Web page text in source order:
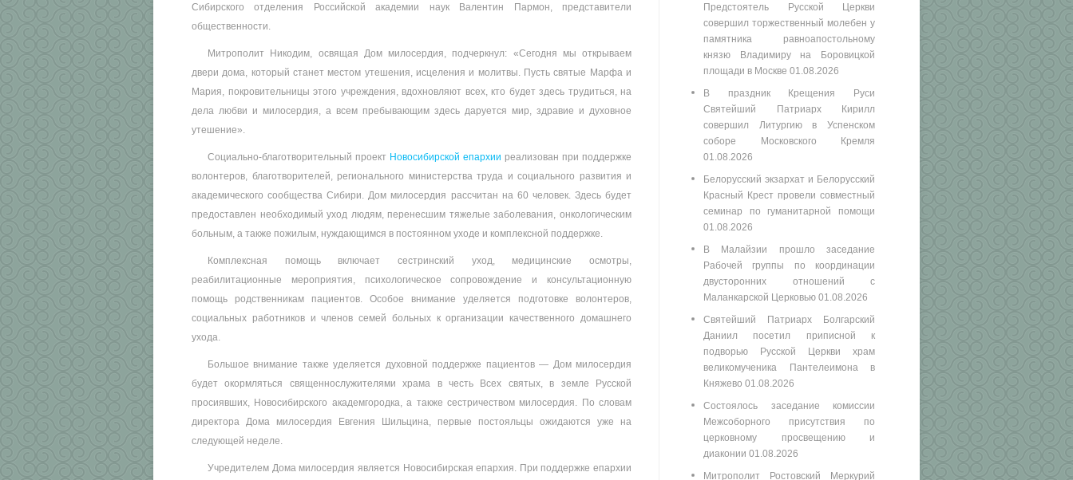
Сибирского отделения Российской академии наук Валентин Пармон, представители
общественности.
Митрополит Никодим, освящая Дом милосердия, подчеркнул: «Сегодня мы открываем
двери дома, который станет местом утешения, исцеления и молитвы. Пусть святые Марфа и
Мария, покровительницы этого учреждения, вдохновляют всех, кто будет здесь трудиться, на
дела любви и милосердия, а всем пребывающим здесь даруется мир, здравие и духовное
утешение».
Социально-благотворительный проект Новосибирской епархии реализован при поддержке
волонтеров, благотворителей, регионального министерства труда и социального развития и
академического сообщества Сибири. Дом милосердия рассчитан на 60 человек. Здесь будет
предоставлен необходимый уход людям, перенесшим тяжелые заболевания, онкологическим
больным, а также пожилым, нуждающимся в постоянном уходе и комплексной поддержке.
Комплексная помощь включает сестринский уход, медицинские осмотры,
реабилитационные мероприятия, психологическое сопровождение и консультационную
помощь родственникам пациентов. Особое внимание уделяется подготовке волонтеров,
социальных работников и членов семей больных к организации качественного домашнего
ухода.
Большое внимание также уделяется духовной поддержке пациентов — Дом милосердия
будет окормляться священнослужителями храма в честь Всех святых, в земле Русской
просиявших, Новосибирского академгородка, а также сестричеством милосердия. По словам
директора Дома милосердия Евгения Шильцина, первые постояльцы ожидаются уже на
следующей неделе.
Учредителем Дома милосердия является Новосибирская епархия. При поддержке епархии
Предстоятель Русской Церкви
совершил торжественный молебен у
памятника равноапостольному
князю Владимиру на Боровицкой
площади в Москве 01.08.2026
В праздник Крещения Руси
Святейший Патриарх Кирилл
совершил Литургию в Успенском
соборе Московского Кремля
01.08.2026
Белорусский экзархат и Белорусский
Красный Крест провели совместный
семинар по гуманитарной помощи
01.08.2026
В Малайзии прошло заседание
Рабочей группы по координации
двусторонних отношений с
Маланкарской Церковью 01.08.2026
Святейший Патриарх Болгарский
Даниил посетил приписной к
подворью Русской Церкви храм
великомученика Пантелеимона в
Княжево 01.08.2026
Состоялось заседание комиссии
Межсоборного присутствия по
церковному просвещению и
диаконии 01.08.2026
Митрополит Ростовский Меркурий